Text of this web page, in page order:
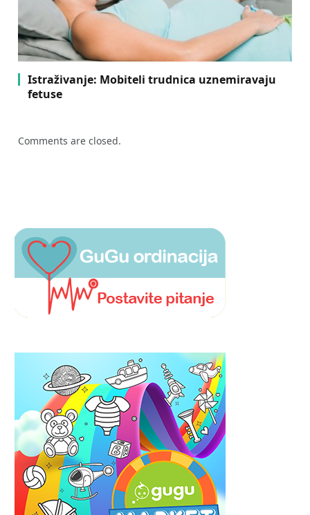
Istraživanje: Mobiteli trudnica uznemiravaju
fetuse
Comments are closed.